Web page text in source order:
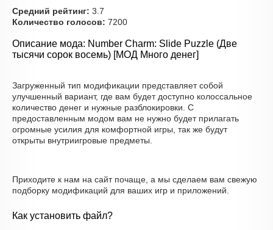
Средний рейтинг: 3.7
Количество голосов: 7200
Описание мода: Number Charm: Slide Puzzle (Две
тысячи сорок восемь) [МОД Много денег]
Загруженный тип модификации представляет собой
улучшенный вариант, где вам будет доступно колоссальное
количество денег и нужные разблокировки. С
предоставленным модом вам не нужно будет прилагать
огромные усилия для комфортной игры, так же будут
открыты внутриигровые предметы.
Приходите к нам на сайт почаще, а мы сделаем вам свежую
подборку модификаций для ваших игр и приложений.
Как установить файл?